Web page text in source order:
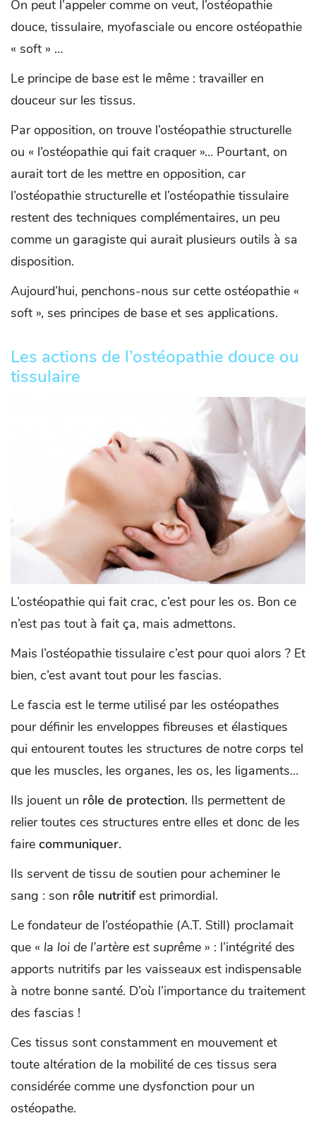
On peut l’appeler comme on veut, l’ostéopathie
douce, tissulaire, myofasciale ou encore ostéopathie
« soft » …
Le principe de base est le même : travailler en
douceur sur les tissus.
Par opposition, on trouve l’ostéopathie structurelle
ou « l’ostéopathie qui fait craquer »… Pourtant, on
aurait tort de les mettre en opposition, car
l’ostéopathie structurelle et l’ostéopathie tissulaire
restent des techniques complémentaires, un peu
comme un garagiste qui aurait plusieurs outils à sa
disposition.
Aujourd’hui, penchons-nous sur cette ostéopathie «
soft », ses principes de base et ses applications.
Les actions de l’ostéopathie douce ou
tissulaire
L’ostéopathie qui fait crac, c’est pour les os. Bon ce
n’est pas tout à fait ça, mais admettons.
Mais l’ostéopathie tissulaire c’est pour quoi alors ? Et
bien, c’est avant tout pour les fascias.
Le fascia est le terme utilisé par les ostéopathes
pour définir les enveloppes fibreuses et élastiques
qui entourent toutes les structures de notre corps tel
que les muscles, les organes, les os, les ligaments…
Ils jouent un rôle de protection. Ils permettent de
relier toutes ces structures entre elles et donc de les
faire communiquer.
Ils servent de tissu de soutien pour acheminer le
sang : son rôle nutritifest primordial.
Le fondateur de l’ostéopathie (A.T. Still) proclamait
que « la loi de l’artère est suprême » : l’intégrité des
apports nutritifs par les vaisseaux est indispensable
à notre bonne santé. D’où l’importance du traitement
des fascias !
Ces tissus sont constamment en mouvement et
toute altération de la mobilité de ces tissus sera
considérée comme une dysfonction pour un
ostéopathe.